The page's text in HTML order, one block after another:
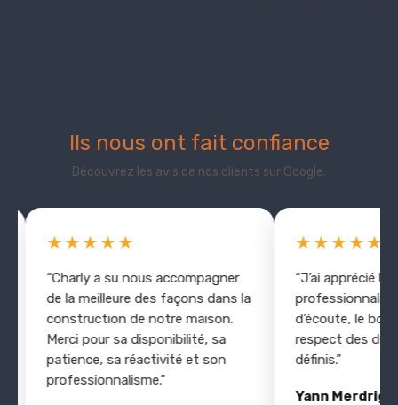
Ils nous ont fait confiance
Découvrez les avis de nos clients sur Google.
★★★★★
“Charly a su nous accompagner
de la meilleure des façons dans la
construction de notre maison.
Merci pour sa disponibilité, sa
patience, sa réactivité et son
professionnalisme.”
★★★★★
“J’ai apprécié le
d’écoute, le bon
respect des
définis.”
Yann